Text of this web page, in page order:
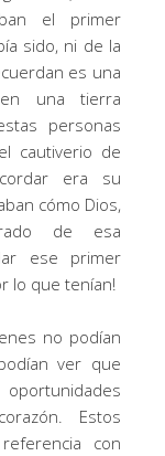
el primer
sido, ni de la
es una
una tierra
personas
cautiverio de
era su
cómo Dios,
de esa
ese primer
lo que tenían!
no podían
ver que
Estos
con